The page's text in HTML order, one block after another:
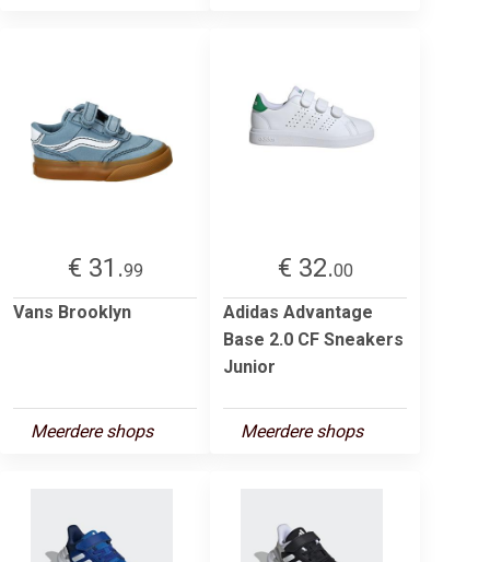
€ 31.99
Vans Brooklyn
Meerdere shops
€ 32.00
Adidas Advantage
Base 2.0 CF Sneakers
Junior
Meerdere shops